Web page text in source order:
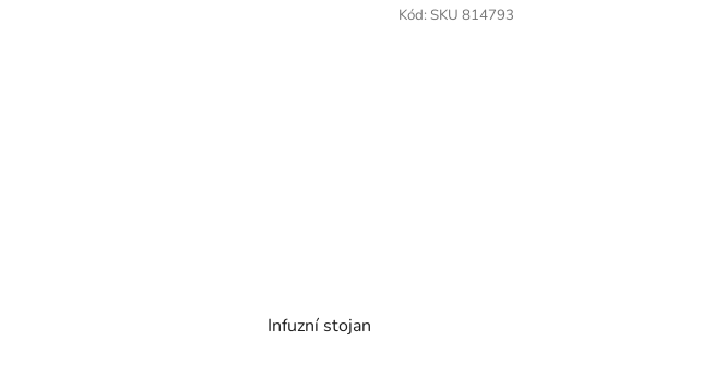
Infuzní stojan
Kód:SKU 814793